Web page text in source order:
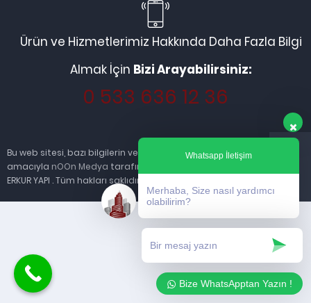
Whatsapp İletişim
Merhaba, Size nasıl yardımcı
olabilirim?
Bize WhatsApptan Yazın !
Ürün ve Hizmetlerimiz Hakkında Daha Fazla Bilgi
Almak İçin Bizi Arayabilirsiniz:
0 533 636 12 36
Bu web sitesi, bazı bilgilerin ve hizmetlerin sağlanması
amacıyla nOOn Medya tarafından kurulmuştur. © 2013
ERKUR YAPI . Tüm hakları saklıdır.